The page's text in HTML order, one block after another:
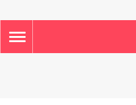
TOGGLE
NAVIGATION